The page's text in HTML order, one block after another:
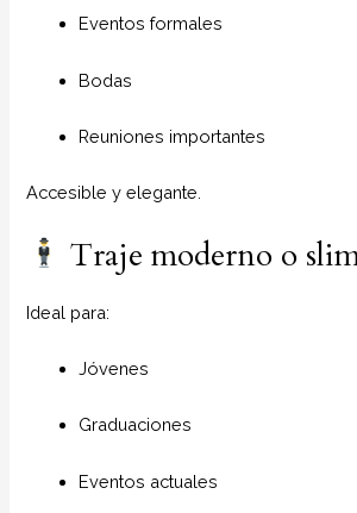
Eventos formales
Bodas
Reuniones importantes
Accesible y elegante.
Traje moderno o
Ideal para:
Jóvenes
Graduaciones
Eventos actuales